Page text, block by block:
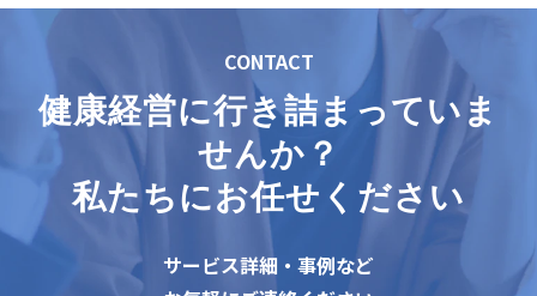
CONTACT
健康経営に行き詰まっていま
せんか？
私たちにお任せください
サービス詳細・事例など